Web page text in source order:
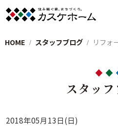
HOME スタッフブログ リフォ
スタッ
2018年05月13日(日)